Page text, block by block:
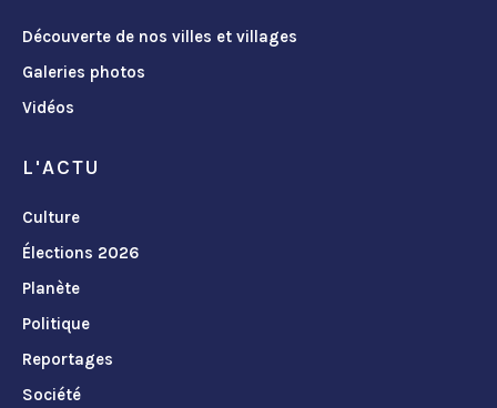
Découverte de nos villes et villages
Galeries photos
Vidéos
L'ACTU
Culture
Élections 2026
Planète
Politique
Reportages
Société